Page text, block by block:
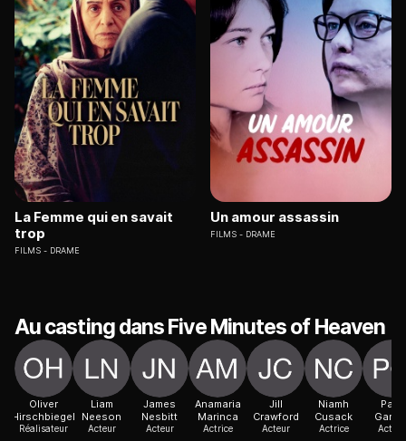
La Femme qui en savait
trop
FILMS DRAME
Un amour assassin
FILMS DRAME
Au casting dans Five Minutes of Heaven
Oliver
Hirschbiegel
Réalisateur
Liam
Neeson
Acteur
James
Nesbitt
Acteur
Anamaria
Marinca
Actrice
Jill
Crawford
Acteur
Niamh
Cusack
Actrice
Paul
Acteur